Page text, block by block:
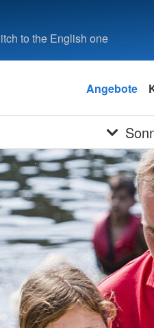
to the English one
Angebote